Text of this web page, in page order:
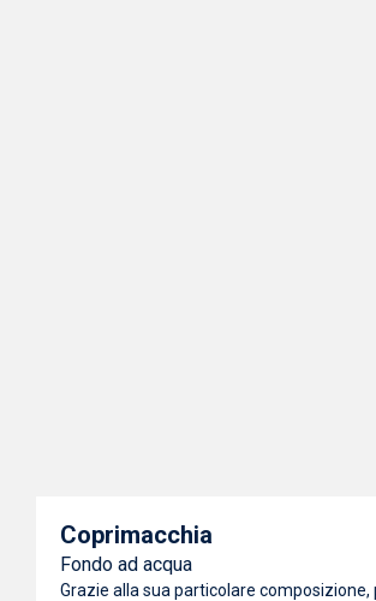
Coprimacchia
Fondo ad acqua
Grazie alla sua particolare